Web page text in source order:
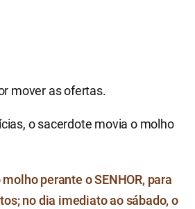
mover as ofertas.
o sacerdote movia o molho
perante o SENHOR, para
no dia imediato ao sábado, o